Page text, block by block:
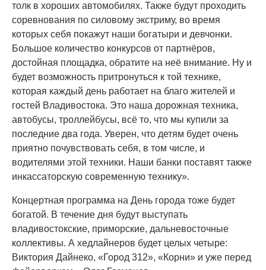
толк в хороших автомобилях. Также будут проходить
соревнования по силовому экстриму, во время
которых себя покажут наши богатыри и девчонки.
Большое количество конкурсов от партнёров,
достойная площадка, обратите на неё внимание. Ну и
будет возможность притронуться к той технике,
которая каждый день работает на благо жителей и
гостей Владивостока. Это наша дорожная техника,
автобусы, троллейбусы, всё то, что мы купили за
последние два года. Уверен, что детям будет очень
приятно почувствовать себя, в том числе, и
водителями этой техники. Наши банки поставят также
инкассаторскую современную технику».
Концертная программа на День города тоже будет
богатой. В течение дня будут выступать
владивостокские, приморские, дальневосточные
коллективы. А хедлайнеров будет целых четыре:
Виктория Дайнеко, «Город 312», «Корни» и уже перед